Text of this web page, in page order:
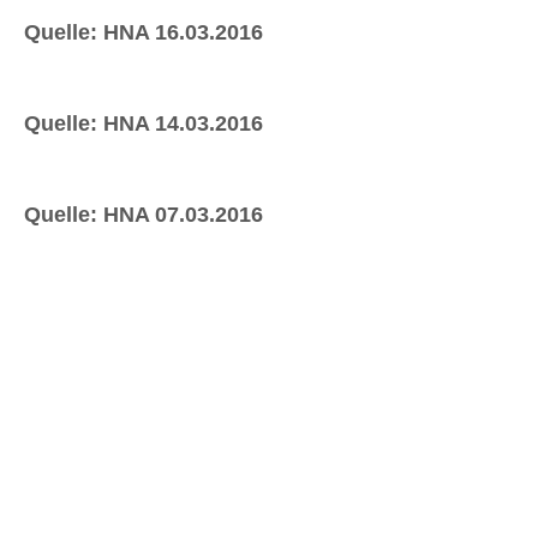
Quelle: HNA 16.03.2016
Quelle: HNA 14.03.2016
Quelle: HNA 07.03.2016